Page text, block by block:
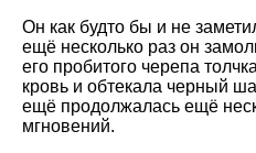
Он как будто бы и не
ещё несколько раз он
его пробитого черепа
кровь и обтекала черный
ещё продолжалась ещё
мгновений.